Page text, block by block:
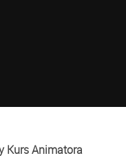
Kurs Animatora